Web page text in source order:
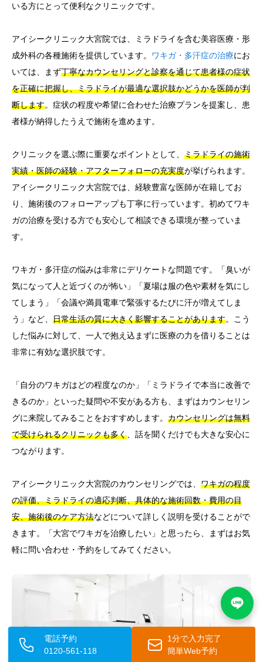
いる方にとって便利なクリニックです。
アイシークリニック大宮院では、ミラドライを含む美容医療・形
成外科の各種施術を提供しています。 ワキガ・多汗症の治療にお
いては、まず丁寧なカウンセリングと診察を通じて患者様の症状
を正確に把握し、ミラドライが最適な選択肢かどうかを医師が判
断します。症状の程度や希望に合わせた治療プランを提案し、患
者様が納得したうえで施術を進めます。
クリニックを選ぶ際に重要なポイントとして、 ミラドライの施術
実績・医師の経験・アフターフォローの充実度が挙げられます。
アイシークリニック大宮院では、経験豊富な医師が在籍してお
り、施術後のフォローアップも丁寧に行っています。初めてワキ
ガの治療を受ける方でも安心して相談できる環境が整っていま
す。
ワキガ・多汗症の悩みは非常にデリケートな問題です。「臭いが
気になって人と近づくのが怖い」「夏場は服の色や素材を気にし
てしまう」「会議や満員電車で緊張するたびに汗が増えてしま
う」など、 日常生活の質に大きく影響することがあります。こう
した悩みに対して、一人で抱え込まずに医療の力を借りることは
非常に有効な選択肢です。
「自分のワキガはどの程度なのか」「ミラドライで本当に改善で
きるのか」といった疑問や不安がある方も、まずはカウンセリン
グに来院してみることをおすすめします。 カウンセリングは無料
で受けられるクリニックも多く 、話を聞くだけでも大きな安心に
つながります。
アイシークリニック大宮院のカウンセリングでは、 ワキガの程度
の評価、ミラドライの適応判断、具体的な施術回数・費用の目
安、施術後のケア方法などについて詳しく説明を受けることがで
きます。「大宮でワキガを治療したい」と思ったら、まずはお気
軽に問い合わせ・予約をしてみてください。
電話予約
0120-561-118
1分で入力完了
簡単Web予約